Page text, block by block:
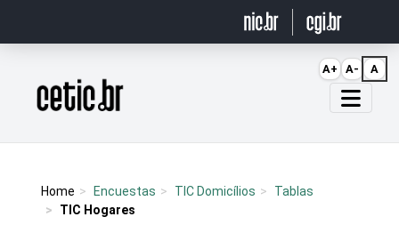
Página inicial
Home Encuestas TIC Domicílios
Tablas
TIC Hogares
A+ A- A